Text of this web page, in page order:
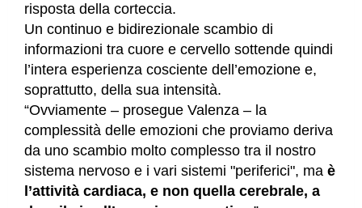
risposta della corteccia.
Un continuo e bidirezionale scambio di
informazioni tra cuore e cervello sottende quindi
l’intera esperienza cosciente dell’emozione e,
soprattutto, della sua intensità.
“Ovviamente – prosegue Valenza – la
complessità delle emozioni che proviamo deriva
da uno scambio molto complesso tra il nostro
sistema nervoso e i vari sistemi "periferici", ma è
l’attività cardiaca, e non quella cerebrale, a